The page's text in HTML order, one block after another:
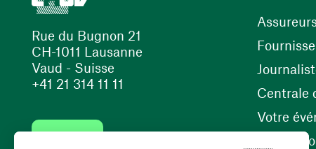
Rue du Bugnon 21
CH-1011 Lausanne
Vaud - Suisse
+41 21 314 11 11
Centrale
Votre